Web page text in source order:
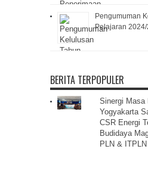
Pengumuman
Pelajaran
BERITA TERPOPULER
Sinergi Masa
Yogyakarta
CSR Energi
Budidaya
PLN & ITPLN